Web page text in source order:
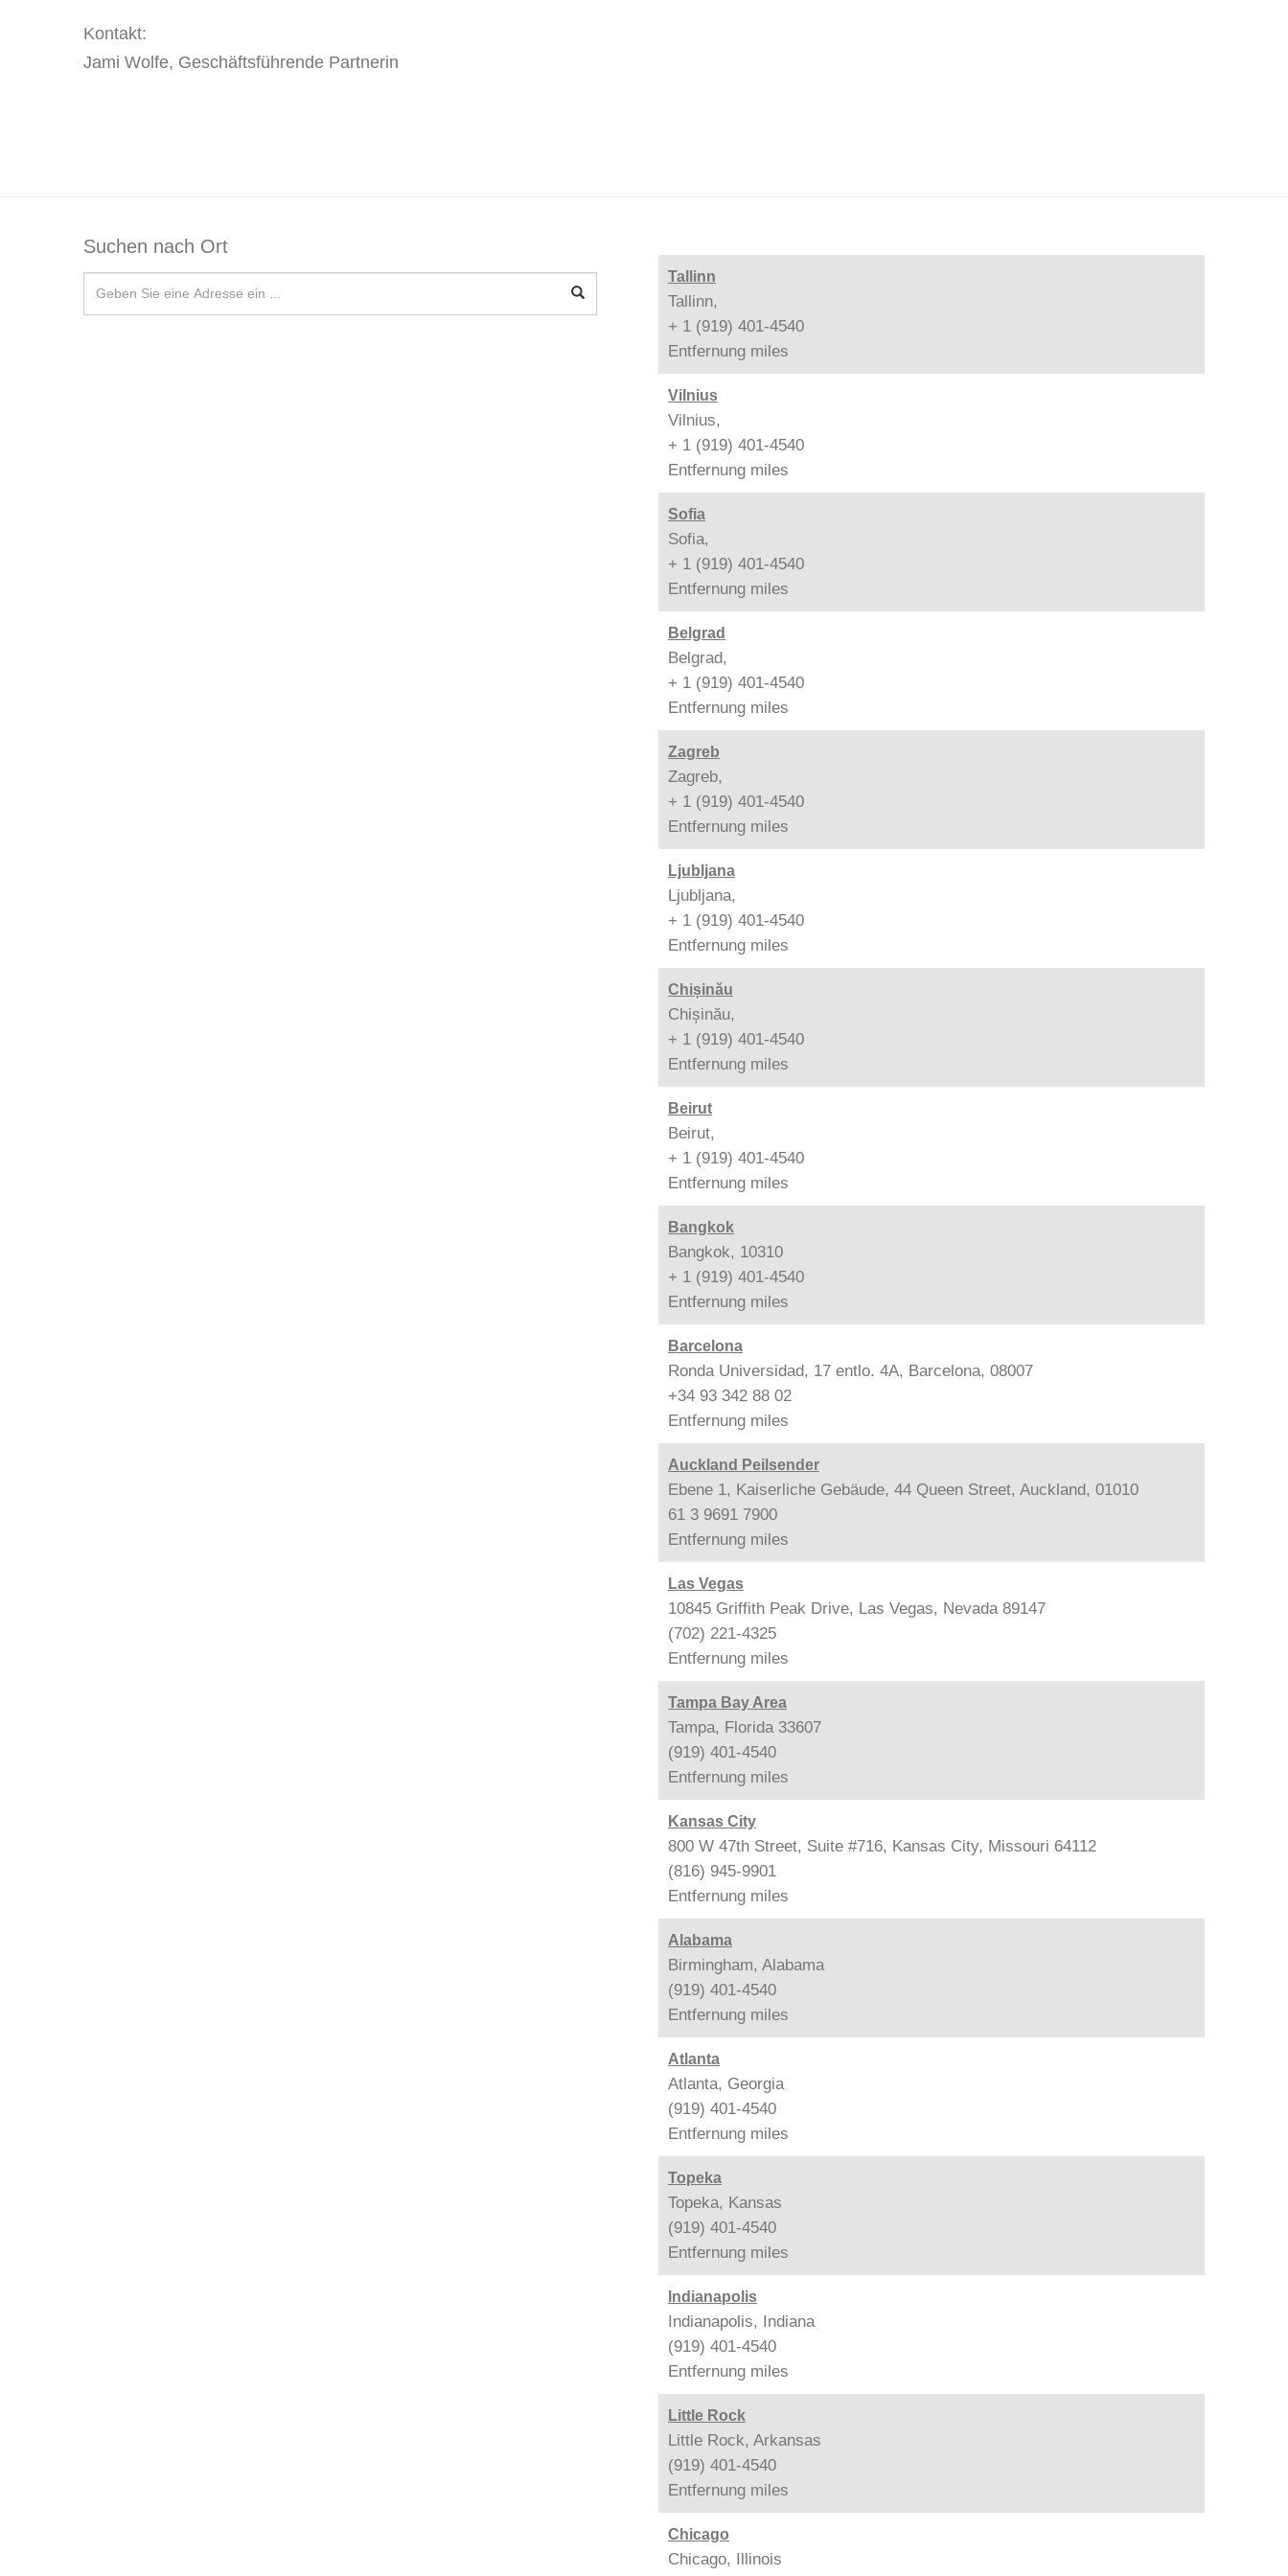
Kontakt:
Jami Wolfe, Geschäftsführende Partnerin
Suchen nach Ort
Tallinn
Tallinn,
+ 1 (919) 401-4540
Entfernung miles
Vilnius
Vilnius,
+ 1 (919) 401-4540
Entfernung miles
Sofia
Sofia,
+ 1 (919) 401-4540
Entfernung miles
Belgrad
Belgrad,
+ 1 (919) 401-4540
Entfernung miles
Zagreb
Zagreb,
+ 1 (919) 401-4540
Entfernung miles
Ljubljana
Ljubljana,
+ 1 (919) 401-4540
Entfernung miles
Chișinău
Chișinău,
+ 1 (919) 401-4540
Entfernung miles
Beirut
Beirut,
+ 1 (919) 401-4540
Entfernung miles
Bangkok
Bangkok, 10310
+ 1 (919) 401-4540
Entfernung miles
Barcelona
Ronda Universidad, 17 entlo. 4A, Barcelona, 08007
+34 93 342 88 02
Entfernung miles
Auckland Peilsender
Ebene 1, Kaiserliche Gebäude, 44 Queen Street, Auckland, 01010
61 3 9691 7900
Entfernung miles
Las Vegas
10845 Griffith Peak Drive, Las Vegas, Nevada 89147
(702) 221-4325
Entfernung miles
Tampa Bay Area
Tampa, Florida 33607
(919) 401-4540
Entfernung miles
Kansas City
800 W 47th Street, Suite #716, Kansas City, Missouri 64112
(816) 945-9901
Entfernung miles
Alabama
Birmingham, Alabama
(919) 401-4540
Entfernung miles
Atlanta
Atlanta, Georgia
(919) 401-4540
Entfernung miles
Topeka
Topeka, Kansas
(919) 401-4540
Entfernung miles
Indianapolis
Indianapolis, Indiana
(919) 401-4540
Entfernung miles
Little Rock
Little Rock, Arkansas
(919) 401-4540
Entfernung miles
Chicago
Chicago, Illinois